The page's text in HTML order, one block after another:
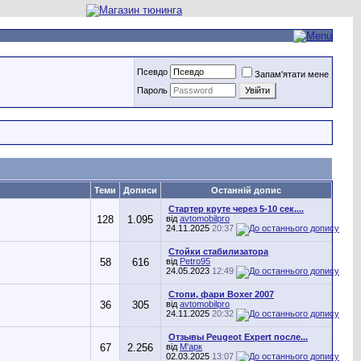
Псевдо
Запам'ятати мене
Пароль
Теми Дописи Останній допис
128 1.095
Стартер круте через 5-10 сек....
від avtomobilpro
24.11.2025 20:37
58 616
Стойки стабилизатора
від Petro95
24.05.2023 12:49
36 305
Стопи, фари Boxer 2007
від avtomobilpro
24.11.2025 20:32
67 2.256
Отзывы Peugeot Expert после...
від М'арк
02.03.2025 13:07